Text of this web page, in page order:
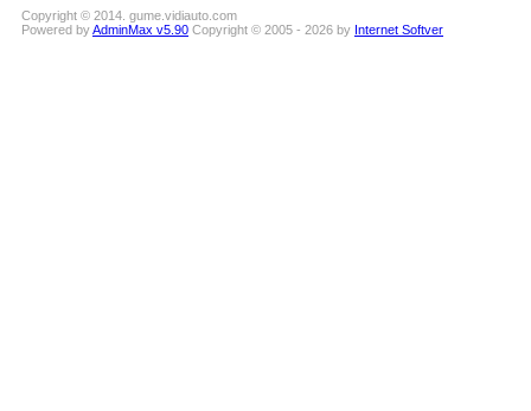
Copyright © 2014. gume.vidiauto.com
Powered byAdminMax v5.90 Copyright © 2005 - 2026 by Internet Softver